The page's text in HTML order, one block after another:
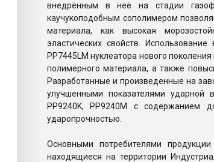
внедрённым в неё на стадии
каучукоподобным сополимером
материала, как высокая
эластических свойств.
PP7445LM нуклеатора нового
полимерного материала, а также
Разработанные и произведенные на
улучшенными показателями ударной
PP9240K, PP9240M с содержанием
ударопрочностью.
Основными потребителями
находящиеся на территории